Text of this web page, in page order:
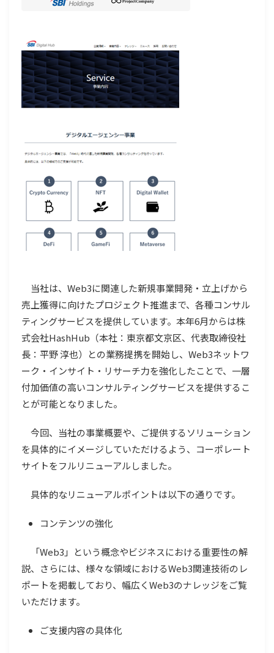
当社は、Web3に関連した新規事業開発・立上げから
売上獲得に向けたプロジェクト推進まで、各種コンサル
ティングサービスを提供しています。本年6月からは株
式会社HashHub（本社：東京都文京区、代表取締役社
長：平野 淳也）との業務提携を開始し、Web3ネットワ
ーク・インサイト・リサーチ力を強化したことで、一層
付加価値の高いコンサルティングサービスを提供するこ
とが可能となりました。
今回、当社の事業概要や、ご提供するソリューション
を具体的にイメージしていただけるよう、コーポレート
サイトをフルリニューアルしました。
具体的なリニューアルポイントは以下の通りです。
コンテンツの強化
「Web3」という概念やビジネスにおける重要性の解
説、さらには、様々な領域におけるWeb3関連技術のレ
ポートを掲載しており、幅広くWeb3のナレッジをご覧
いただけます。
ご支援内容の具体化